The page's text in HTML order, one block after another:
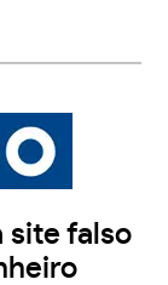
site falso